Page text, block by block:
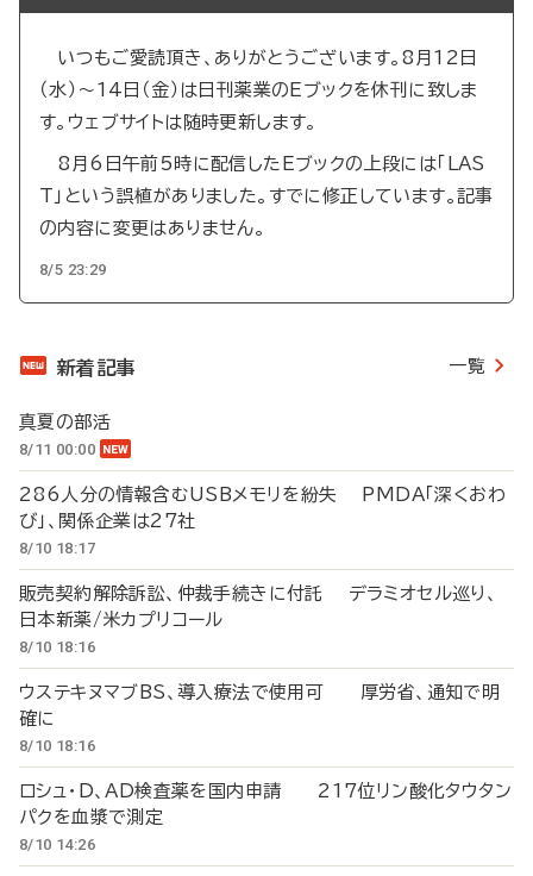
いつもご愛読頂き、ありがとうございます。8月12日
（水）～14日（金）は日刊薬業のEブックを休刊に致しま
す。ウェブサイトは随時更新します。
8月6日午前5時に配信したEブックの上段には「LAS
T」という誤植がありました。すでに修正しています。記事
の内容に変更はありません。
8/5 23:29
新着記事 一覧
真夏の部活
8/11 00:00
286人分の情報含むUSBメモリを紛失 PMDA「深くおわ
び」、関係企業は27社
8/10 18:17
販売契約解除訴訟、仲裁手続きに付託 デラミオセル巡り、
日本新薬/米カプリコール
8/10 18:16
ウステキヌマブBS、導入療法で使用可 厚労省、通知で明
確に
8/10 18:16
ロシュ・D、AD検査薬を国内申請 217位リン酸化タウタン
パクを血漿で測定
8/10 14:26